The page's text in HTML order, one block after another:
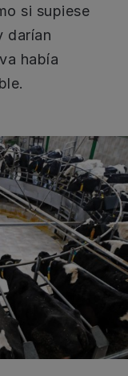
si supiese
darían
había